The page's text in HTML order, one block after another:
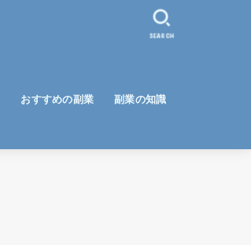
おすすめの副業 副業の知識
SEARCH